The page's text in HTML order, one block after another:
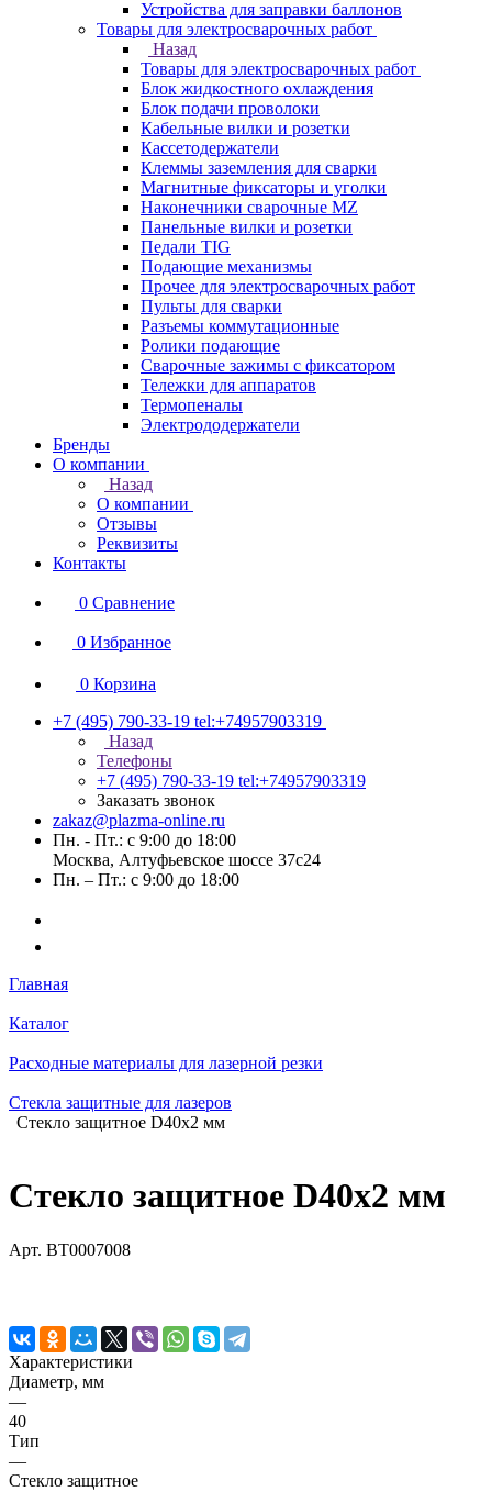
Устройства для заправки баллонов
Товары для электросварочных работ
Назад
Товары для электросварочных работ
Блок жидкостного охлаждения
Блок подачи проволоки
Кабельные вилки и розетки
Кассетодержатели
Клеммы заземления для сварки
Магнитные фиксаторы и уголки
Наконечники сварочные MZ
Панельные вилки и розетки
Педали TIG
Подающие механизмы
Прочее для электросварочных работ
Пульты для сварки
Разъемы коммутационные
Ролики подающие
Сварочные зажимы с фиксатором
Тележки для аппаратов
Термопеналы
Электрододержатели
Бренды
О компании
Назад
О компании
Отзывы
Реквизиты
Контакты
0 Сравнение
0 Избранное
0 Корзина
+7 (495) 790-33-19 tel:+74957903319
Назад
Телефоны
+7 (495) 790-33-19 tel:+74957903319
Заказать звонок
zakaz@plazma-online.ru
Пн. - Пт.: с 9:00 до 18:00
Москва, Алтуфьевское шоссе 37с24
Пн. – Пт.: с 9:00 до 18:00
Главная
Каталог
Расходные материалы для лазерной резки
Стекла защитные для лазеров
Стекло защитное D40х2 мм
Стекло защитное D40х2 мм
Арт. BT0007008
Характеристики
Диаметр, мм
—
40
Тип
—
Стекло защитное